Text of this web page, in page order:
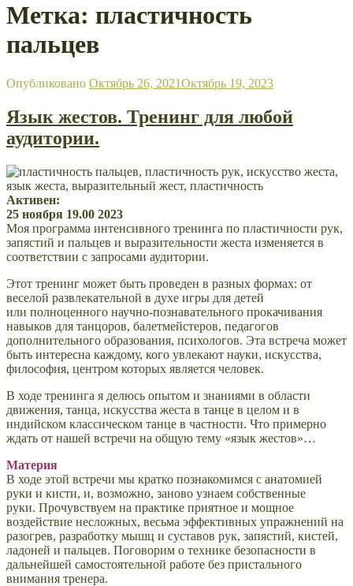
Метка: пластичность
пальцев
Опубликовано Октябрь 26, 2021Октябрь 19, 2023
Язык жестов. Тренинг для любой
аудитории.
Активен:
25 ноября 19.00 2023
Моя программа интенсивного тренинга по пластичности рук,
запястий и пальцев и выразительности жеста изменяется в
соответствии с запросами аудитории.
Этот тренинг может быть проведен в разных формах: от
веселой развлекательной в духе игры для детей
или полноценного научно-познавательного прокачивания
навыков для танцоров, балетмейстеров, педагогов
дополнительного образования, психологов. Эта встреча может
быть интересна каждому, кого увлекают науки, искусства,
философия, центром которых является человек.
В ходе тренинга я делюсь опытом и знаниями в области
движения, танца, искусства жеста в танце в целом и в
индийском классическом танце в частности. Что примерно
ждать от нашей встречи на общую тему «язык жестов»…
Материя
В ходе этой встречи мы кратко познакомимся с анатомией
руки и кисти, и, возможно, заново узнаем собственные
руки. Прочувствуем на практике приятное и мощное
воздействие несложных, весьма эффективных упражнений на
разогрев, разработку мышц и суставов рук, запястий, кистей,
ладоней и пальцев. Поговорим о технике безопасности в
дальнейшей самостоятельной работе без пристального
внимания тренера.